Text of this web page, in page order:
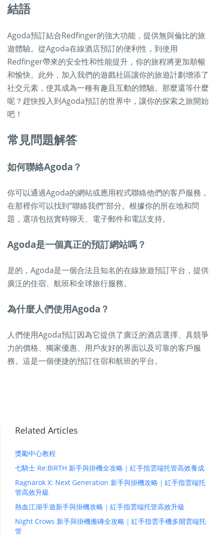
結語
Agoda預訂結合Redfinger的強大功能，提供無與倫比的旅
遊體驗。從Agoda在線酒店預訂的便利性，到使用
Redfinger帶來的安全性和性能提升，你的旅程將更加順暢
和愉快。此外，加入我們的遊戲社區讓你的旅遊計劃增添了
社交元素，使其成為一種有趣且互動的體驗。那麼還等什麼
呢？趕快投入到Agoda預訂的世界中，讓你的探索之旅開始
吧！
常見問題解答
如何聯絡Agoda？
你可以通過Agoda的網站或應用程式聯絡他們的客戶服務，
在那裡你可以找到“聯絡我們”部分。根據你的所在地和問
題，選項包括實時聊天、電子郵件和電話支持。
Agoda是一個真正的預訂網站嗎？
是的，Agoda是一個合法且知名的在線旅遊預訂平台，提供
廣泛的住宿、航班和全球旅行服務。
為什麼人們使用Agoda？
人們使用Agoda預訂因為它提供了廣泛的酒店選擇、具競爭
力的價格、獨家優惠、用戶友好的界面以及可靠的客戶服
務。這是一個便捷的預訂住宿和航班的平台。
Related Articles
獎勵中心教程
七騎士 Re:BIRTH 新手與掛機全攻略｜紅手指雲端托管高效養成
Ragnarok X: Next Generation 新手與掛機攻略｜紅手指雲端托
管高效升級
熱血江湖手遊新手與掛機攻略｜紅手指雲端托管高效升級
Night Crows 新手與掛機搬磚全攻略｜紅手指雲手機多開雲端托
管